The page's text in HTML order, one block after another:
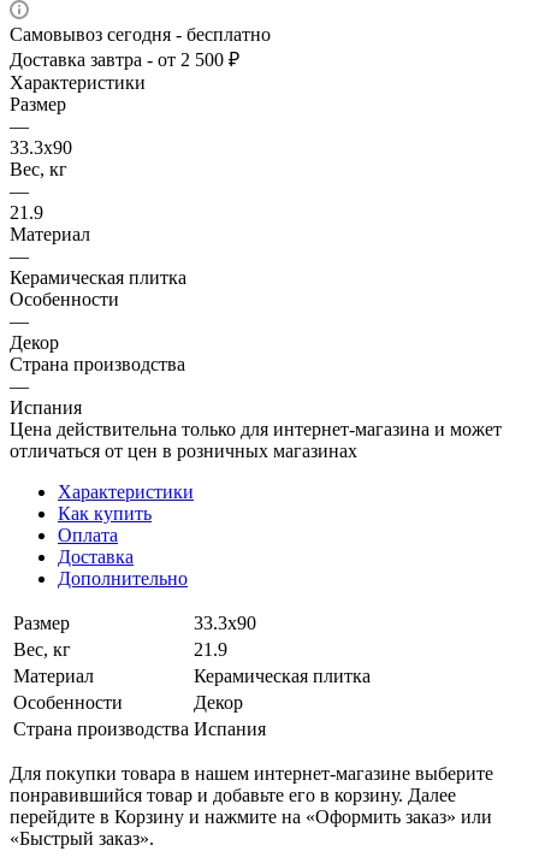
Самовывоз сегодня - бесплатно
Доставка завтра - от 2 500 ₽
Характеристики
Размер
—
33.3x90
Вес, кг
—
21.9
Материал
—
Керамическая плитка
Особенности
—
Декор
Страна производства
—
Испания
Цена действительна только для интернет-магазина и может
отличаться от цен в розничных магазинах
Характеристики
Как купить
Оплата
Доставка
Дополнительно
Размер
33.3x90
Вес, кг
21.9
Материал
Керамическая плитка
Особенности
Декор
Страна производства Испания
Для покупки товара в нашем интернет-магазине выберите
понравившийся товар и добавьте его в корзину. Далее
перейдите в Корзину и нажмите на «Оформить заказ» или
«Быстрый заказ».